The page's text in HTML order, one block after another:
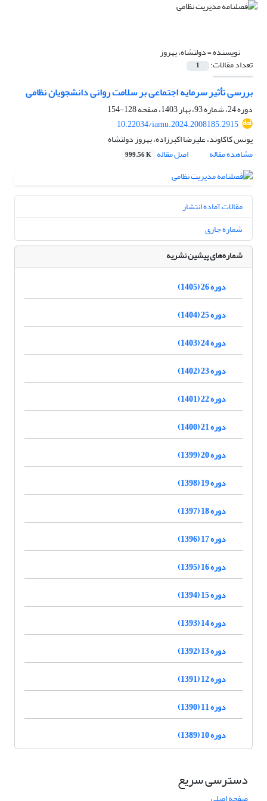
نویسنده =دولتشاه، بهروز
تعداد مقالات: 1
بررسی تأثیر سرمایه اجتماعی بر سلامت روانی دانشجویان نظامی
دوره 24، شماره 93، بهار 1403، صفحه
128-154
10.22034/iamu.2024.2008185.2915
یونس کاکاوند، علیرضا اکبرزاده، بهروز دولتشاه
مشاهده مقاله
اصل مقاله 999.56 K
مقالات آماده انتشار
شماره جاری
شماره‌های پیشین نشریه
دوره 26 (1405)
دوره 25 (1404)
دوره 24 (1403)
دوره 23 (1402)
دوره 22 (1401)
دوره 21 (1400)
دوره 20 (1399)
دوره 19 (1398)
دوره 18 (1397)
دوره 17 (1396)
دوره 16 (1395)
دوره 15 (1394)
دوره 14 (1393)
دوره 13 (1392)
دوره 12 (1391)
دوره 11 (1390)
دوره 10 (1389)
دسترسی سریع